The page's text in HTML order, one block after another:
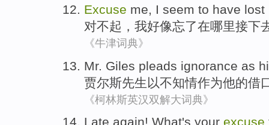
Excuse me, I seem to have lost
对不起 ， 我好像忘了在哪里接下
《牛津词典》
Mr. Giles pleads ignorance as
贾尔斯先生以不知情作为他的借
《柯林斯英汉双解大词典》
Late again! What's your excuse